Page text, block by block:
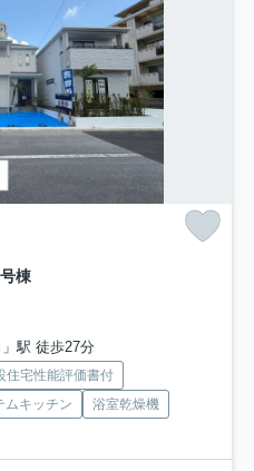
棟
駅 徒歩27分
住宅性能評価書付
ムキッチン
浴室乾燥機